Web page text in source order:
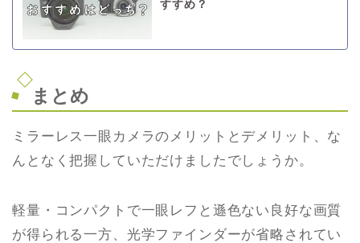
すすめ？
まとめ
ミラーレス一眼カメラのメリットとデメリット、な
んとなく把握していただけましたでしょうか。
軽量・コンパクトで一眼レフと遜色ない良好な画質
が得られる一方、光学ファインダーが省略されてい